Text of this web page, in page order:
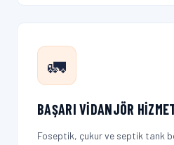
🚛
BAŞARI VIDANJÖR
Foseptik, çukur ve septik tank